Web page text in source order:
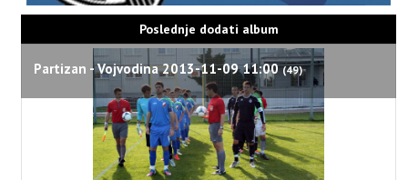
Poslednje dodati album
Partizan - Vojvodina 2013-11-09 11:00(49)